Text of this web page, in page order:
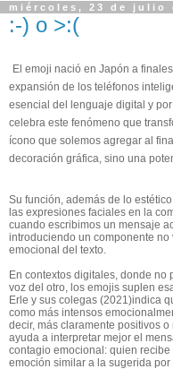
miércoles, 23 de julio
:-) o >:(
El emoji nació en Japón a
expansión de los teléfonos
esencial del lenguaje digital y
celebra este fenómeno que
ícono que solemos agregar al
decoración gráfica, sino una
Su función , además de lo estético
las expresiones faciales en la
cuando escribimos un mensaje
introduciendo un componente
emocional del texto.
En contextos digitales, donde no
voz del otro, los emojis suplen
Erle y sus colegas (2021)indica
como más intensos
decir, más claramente positivos o
ayuda a interpretar mejor el
contagio emocional: quien
emoción similar a la sugerida por